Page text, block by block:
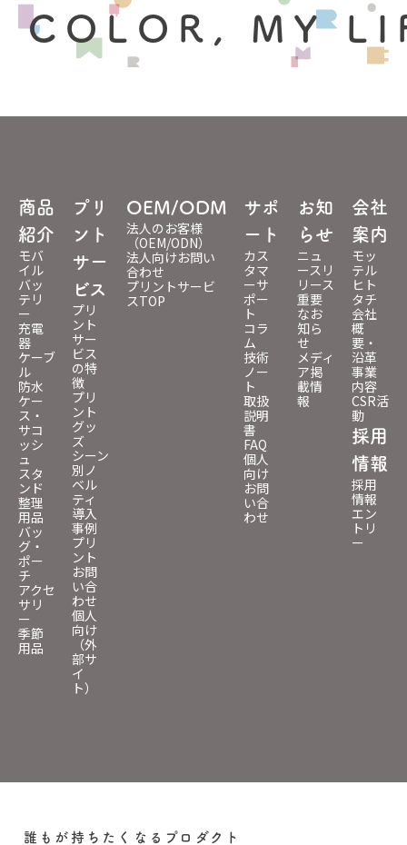
COLOR, MY
商品
紹介
モバ
イル
バッ
テリ
ー
充電
器
ケーブ
ル
防水
ケー
ス・
サコ
ッシ
ュ
スタ
ンド
整理
用品
バッ
グ・
ポー
チ
アクセ
サリ
ー
季節
用品
プリ
ント
サー
ビス
プリ
ント
サー
ビス
の特
徴
プリ
ント
グッ
ズ
シーン
別ノ
ベル
ティ
導入
事例
プリ
ント
お問
い合
わせ
個人
向け
（外
部サ
イ
ト）
OEM/ODM
法人のお客様
（OEM/ODN）
法人向けお問い
合わせ
プリントサービ
スTOP
サポ
ート
カス
タマ
ーサ
ポー
ト
コラ
ム
技術
ノー
ト
取扱
説明
書
FAQ
個人
向け
お問
い合
わせ
お知
らせ
ニュ
ースリ
リース
重要
なお
知ら
せ
メディ
ア掲
載情
報
会社
案内
モッ
テル
ヒト
タチ
会社
概
要・
沿革
事業
内容
CSR活
動
採用
情報
採用
情報
エン
トリ
ー
誰もが持ちたくなるプロダクト